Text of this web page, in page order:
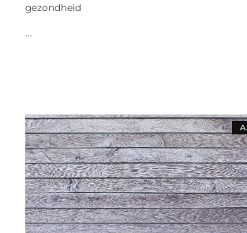
gezondheid
...